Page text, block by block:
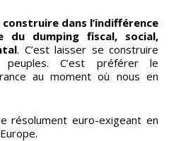
construire dans l’indifférence
du dumping fiscal, social,
. C’est laisser se construire
C’est préférer le
au moment où nous en
résolument euro-exigeant en